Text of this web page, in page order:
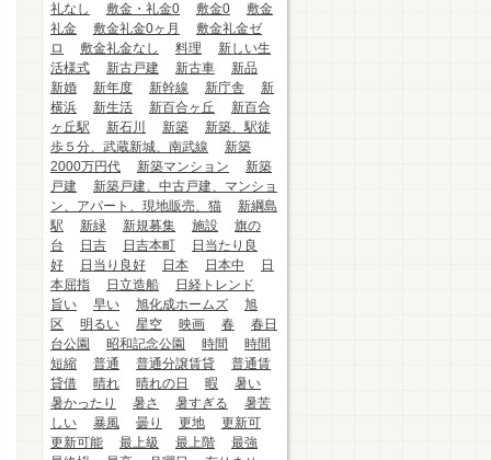
礼なし
敷金・礼金0 敷金0
敷金
礼金
敷金礼金0ヶ月
敷金礼金ゼ
ロ
敷金礼金なし 料理
新しい生
活様式
新古戸建 新古車
新品
新婚
新年度 新幹線 新庁舎
新
横浜
新生活 新百合ヶ丘
新百合
ヶ丘駅
新石川 新築
新築、駅徒
歩５分、武蔵新城、南武線
新築
2000万円代
新築マンション
新築
戸建
新築戸建、中古戸建、マンショ
ン、アパート、現地販売、猫
新綱島
駅
新緑 新規募集 施設
旗の
台
日吉 日吉本町
日当たり良
好
日当り良好 日本 日本中
日
本屈指
日立造船
日経トレンド
旨い
早い 旭化成ホームズ
旭
区
明るい 星空 映画 春
春日
台公園
昭和記念公園 時間
時間
短縮
普通 普通分譲賃貸
普通賃
貸借
晴れ 晴れの日 暇
暑い
暑かったり
暑さ 暑すぎる
暑苦
しい
暴風 曇り 更地
更新可
更新可能
最上級 最上階
最強